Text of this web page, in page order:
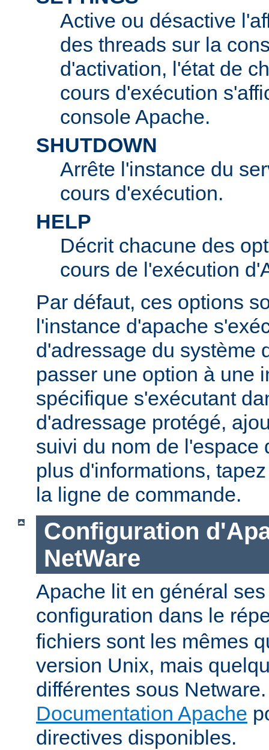
Active ou désactive
des threads sur la
d'activation, l'état de
cours d'exécution
console Apache.
SHUTDOWN
Arrête l'instance du
cours d'exécution.
HELP
Décrit chacune des
cours de l'exécution
Par défaut, ces options
l'instance d'apache
d'adressage du système
passer une option à une
spécifique s'exécutant
d'adressage protégé,
suivi du nom de l'espace
plus d'informations,
la ligne de commande.
Configuration
NetWare
Apache lit en général
configuration dans le
fichiers sont les mêmes
version Unix, mais
différentes sous
Documentation Apache
directives disponibles.